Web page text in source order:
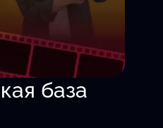
база